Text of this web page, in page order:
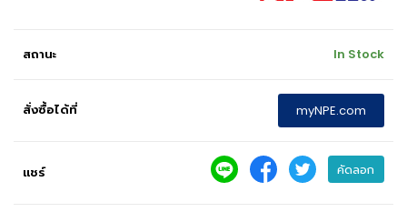
สถานะ In Stock
สั่งซื้อได้ที่ myNPE.com
แชร์ คัดลอก